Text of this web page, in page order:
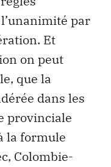
par
Et
on peut
que la
dans les
provinciale
la formule
Colombie-